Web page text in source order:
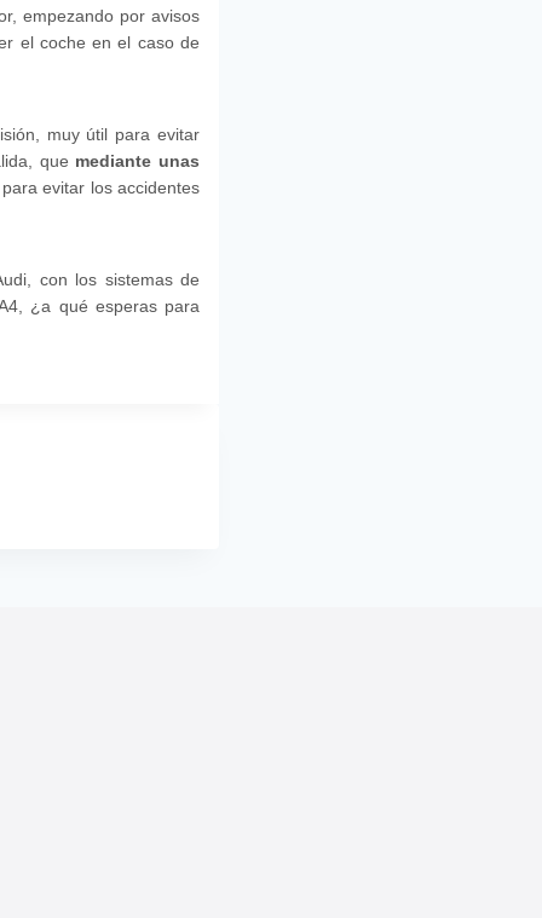
empezando por avisos
el coche en el caso de
muy útil para evitar
que mediante unas
evitar los accidentes
con los sistemas de
¿a qué esperas para